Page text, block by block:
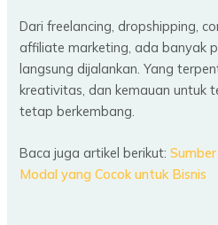
Dari freelancing, dropshipping,
affiliate marketing, ada banyak
langsung dijalankan. Yang
kreativitas, dan kemauan untuk
tetap berkembang.
Baca juga artikel berikut:
Modal yang Cocok untuk Bisnis